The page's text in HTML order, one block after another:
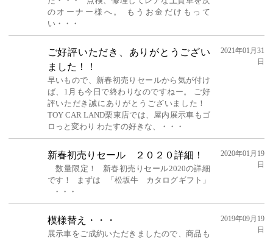
のオーナー様へ。 もうお金だけもって
い・・・
ご好評いただき、ありがとうござい
ました！！
早いもので、新春初売りセールから気が付け
ば、1月も今日で終わりなのですねー。 ご好
評いただき誠にありがとうございました！
TOY CAR LAND栗東店では、屋内展示車もゴ
ロっと変わり わたすの好きな、・・・
2021年01月31
日
新春初売りセール ２０２０詳細！
数量限定！ 新春初売りセール2020の詳細
です！ まずは 「松坂牛 カタログギフト」
・・・
2020年01月19
日
模様替え・・・
展示車をご成約いただきましたので、商品も
2019年09月19
日